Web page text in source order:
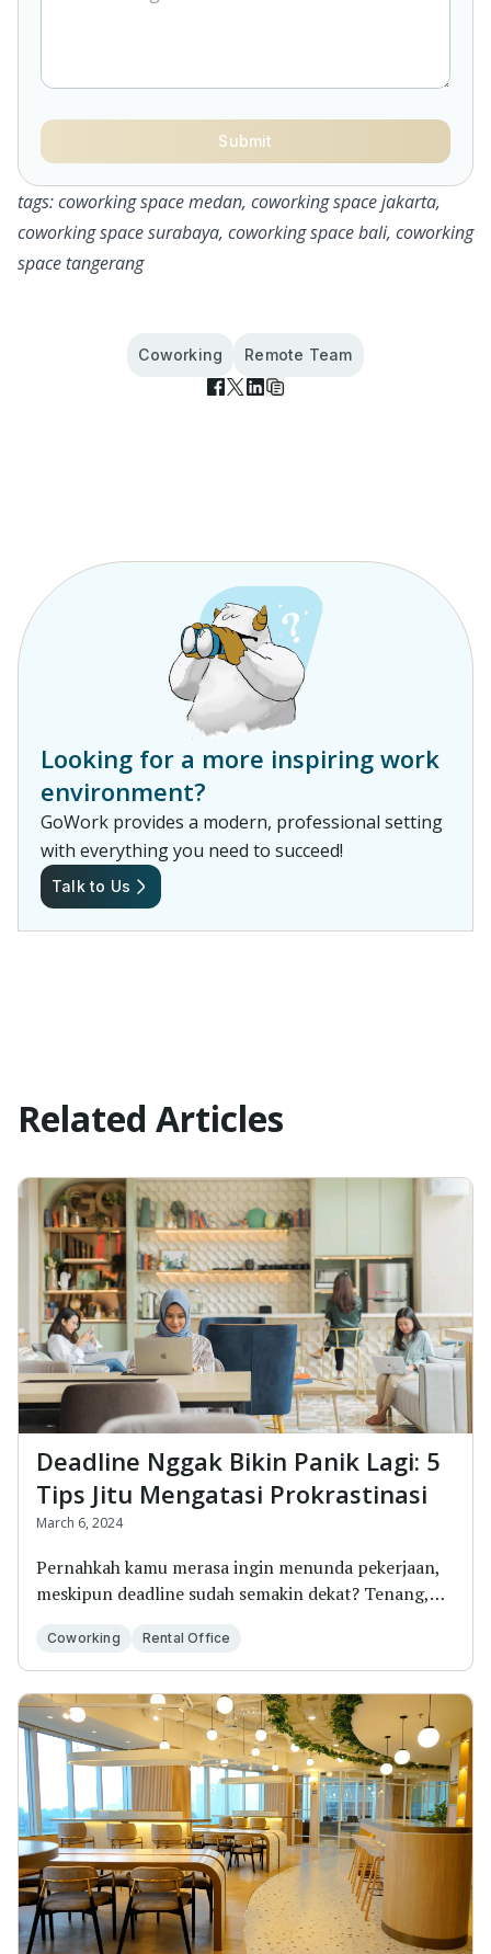
Submit
tags: coworking space medan, coworking space jakarta,
coworking space surabaya, coworking space bali, coworking
space tangerang
Coworking Remote Team
Looking for a more inspiring work
environment?
GoWork provides a modern, professional setting
with everything you need to succeed!
Talk to Us
Related Articles
Deadline Nggak Bikin Panik Lagi: 5
Tips Jitu Mengatasi Prokrastinasi
March 6, 2024
Pernahkah kamu merasa ingin menunda pekerjaan,
meskipun deadline sudah semakin dekat? Tenang,
Coworking Rental Office